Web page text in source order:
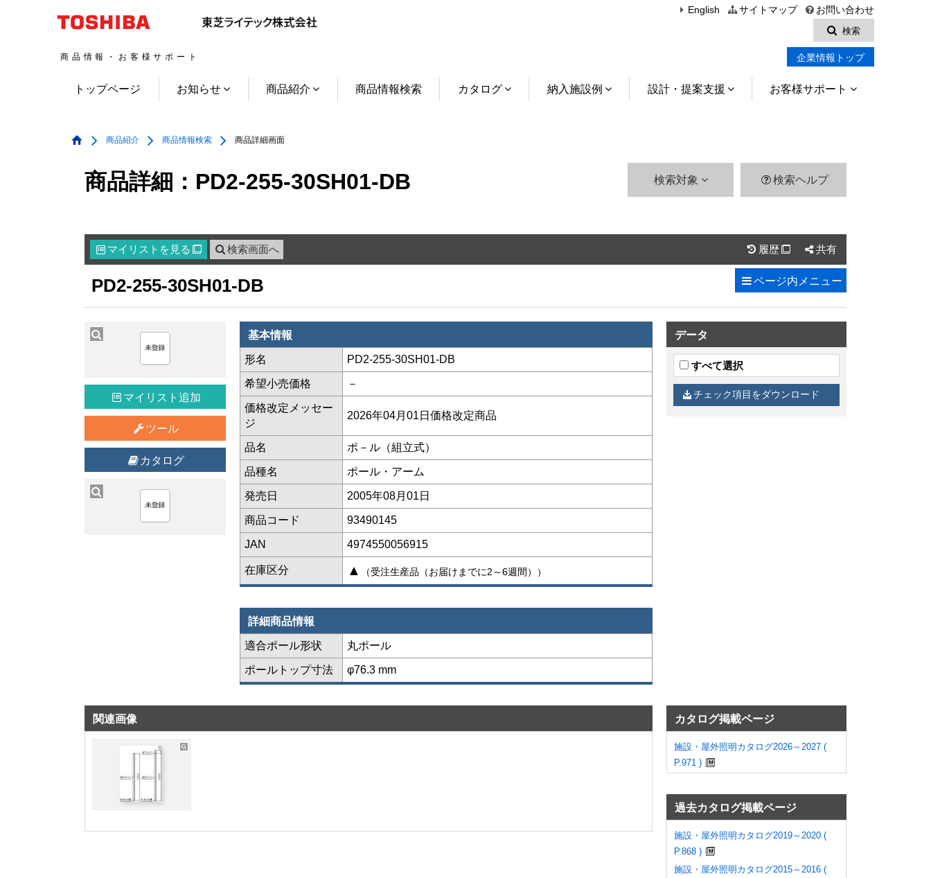
English サイトマップ
お問い合わせ
検索
商品情報・お客様サポート 企業情報トップ
トップページ お知らせ 商品紹介 商品情報検索 カタログ 納入施設例 設計・提案支援 お客様サポート
商品紹介 商品情報検索 商品詳細画面
商品詳細：PD2-255-30SH01-DB 検索対象 検索ヘルプ
マイリスト を見る  検索画面へ 履歴  共有
PD2-255-30SH01-DB ページ内 メニュー
マイリスト追加
ツール
カタログ
基本情報
形名 PD2-255-30SH01-DB
希望小売価格 －
価格改定メッセー
ジ
2026年04月01日価格改定商品
品名 ポ－ル（組立式）
品種名 ポール・アーム
発売日 2005年08月01日
商品コード 93490145
JAN 4974550056915
在庫区分 ▲ （受注生産品（お届けまでに2～6週間））
詳細商品情報
適合ポール形状 丸ポール
ポールトップ寸法 φ76.3 mm
データ
すべて選択
チェック項目をダウンロード
関連画像 カタログ掲載ページ
施設・屋外照明カタログ2026～2027 (
P.971 )
過去カタログ掲載ページ
施設・屋外照明カタログ2019～2020 (
P.868 )
施設・屋外照明カタログ2015～2016 (